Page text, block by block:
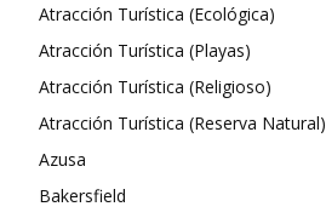
Atracción Turística (Ecológica)
Atracción Turística (Playas)
Atracción Turística (Religioso)
Atracción Turística (Reserva Natural)
Azusa
Bakersfield